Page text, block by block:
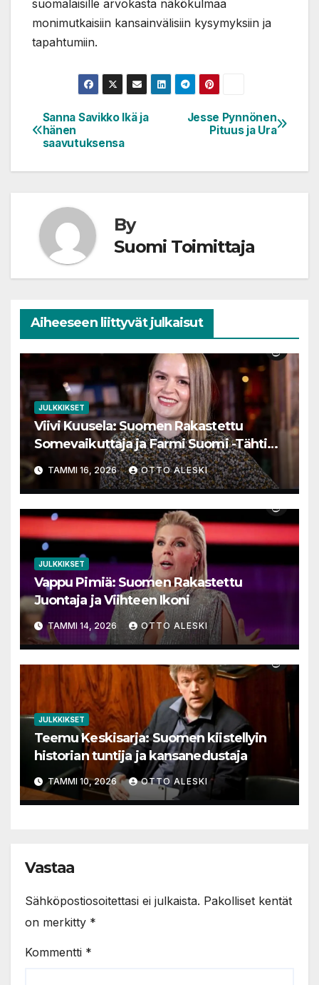
suomalaisille arvokasta näkökulmaa
monimutkaisiin kansainvälisiin kysymyksiin ja
tapahtumiin.
Artikkelien
selaus
Jesse Pynnönen
Pituus ja Ura
Sanna Savikko Ikä ja
hänen
saavutuksensa
By
Suomi Toimittaja
Aiheeseen liittyvät julkaisut
JULKKIKSET
Viivi Kuusela: Suomen Rakastettu
Somevaikuttaja ja Farmi Suomi -Tähtien
TAMMI 16, 2026 OTTO ALESKI
JULKKIKSET
Vappu Pimiä: Suomen Rakastettu
Juontaja ja Viihteen Ikoni
TAMMI 14, 2026 OTTO ALESKI
JULKKIKSET
Teemu Keskisarja: Suomen kiistellyin
historian tuntija ja kansanedustaja
TAMMI 10, 2026 OTTO ALESKI
Vastaa
Sähköpostiosoitettasi ei julkaista. Pakolliset kentät
on merkitty *
Kommentti *